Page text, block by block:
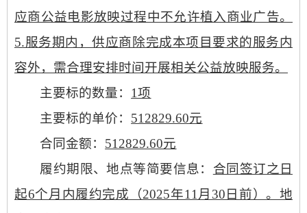
应商公益电影放映过程中不允许植入商业广告。
5.服务期内，供应商除完成本项目要求的服务内
容外，需合理安排时间开展相关公益放映服务。
主要标的数量： 1项
主要标的单价： 512829.60元
合同金额： 512829.60元
履约期限、地点等简要信息： 合同签订之日
起6个月内履约完成（2025年11月30日前）。地